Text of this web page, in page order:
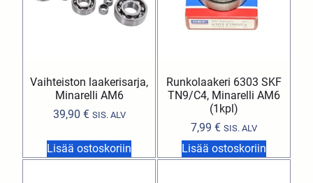
Vaihteiston laakerisarja,
Minarelli AM6
39,90 € SIS. ALV
Lisää ostoskoriin
Runkolaakeri 6303 SKF
TN9/C4, Minarelli AM6
(1kpl)
7,99 € SIS. ALV
Lisää ostoskoriin